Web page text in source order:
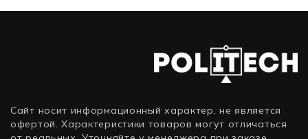
ВА,
650)
Сайт носит информационный характер, не является
офертой. Характеристики товаров могут отличаться